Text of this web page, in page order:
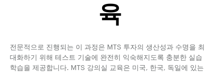
육
전문적으로 진행되는 이 과정은 MTS 투자의 생산성과 수명을 최
대화하기 위해 테스트 기술에 완전히 익숙해지도록 충분한 실습
학습을 제공합니다. MTS 강의실 교육은 미국, 한국, 독일에 있는